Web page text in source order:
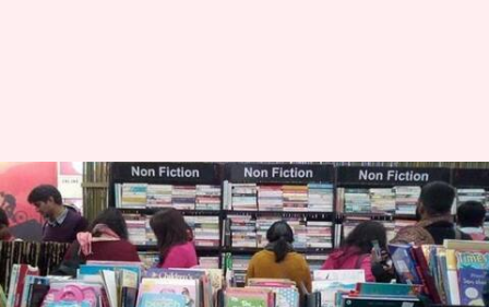
சென்னை சர்வதேச புத்தக
கண்காட்சியில் முதல்வர் -
மொழிபெயர்க்கப்பட்ட
நூல்களை வெளியிட்டார்